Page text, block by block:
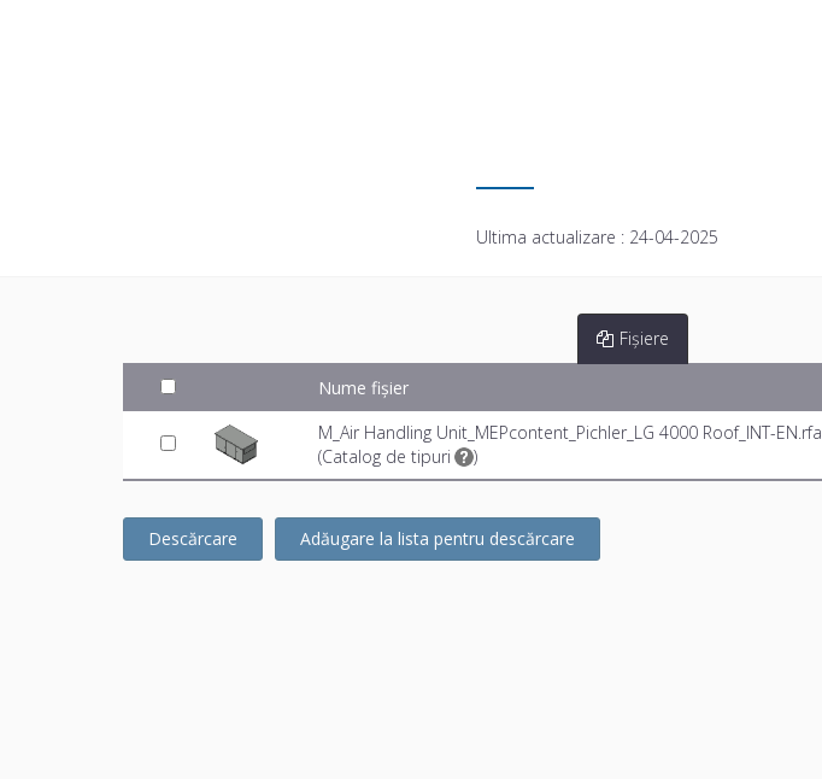
Ultima actualizare : 24-04-2025
Fișiere
Nume fișier
M_Air Handling Unit_MEPcontent_Pichler_LG 4000 Roof_INT-EN.rfa
(Catalog de tipuri )
Descărcare Adăugare la lista pentru descărcare